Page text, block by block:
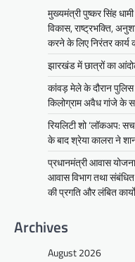
मुख्यमंत्री पुष्कर सिंह
विकास, राष्ट्रभक्ति,
करने के लिए निरंतर कार्य
झारखंड में छात्रों का
कांवड़ मेले के दौरान
किलोग्राम अवैध गांजे के
रियलिटी शो ‘लॉकअप:
के बाद श्रेया कालरा ने
प्रधानमंत्री आवास
आवास विभाग तथा संबंधित
की प्रगति और लंबित
Archives
August 2026